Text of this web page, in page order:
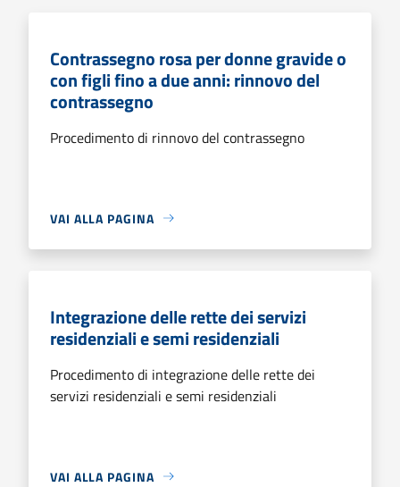
Contrassegno rosa per donne gravide o
con figli fino a due anni: rinnovo del
contrassegno
Procedimento di rinnovo del contrassegno
VAI ALLA PAGINA
Integrazione delle rette dei servizi
residenziali e semi residenziali
Procedimento di integrazione delle rette dei
servizi residenziali e semi residenziali
VAI ALLA PAGINA